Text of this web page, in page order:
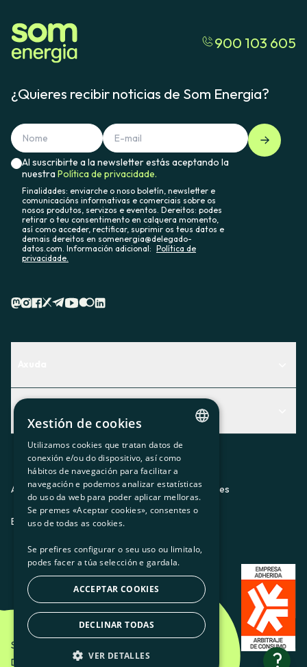
900 103 605
¿Quieres recibir noticias de Som Energia?
Al suscribirte a la newsletter estás aceptando la
nuestraPolítica de privacidade.
Finalidades: enviarche o noso boletín, newsletter e
comunicacións informativas e comerciais sobre os
nosos produtos, servizos e eventos. Dereitos: podes
retirar o teu consentimento en calquera momento,
así como acceder, rectificar, suprimir os teus datos e
demais dereitos en somenergia@delegado-
datos.com. Información adicional: Política de
privacidade.
Descubre qué servicio te encaja mejor
Contacto
Actualidad
O recuncho da socia
Prensa
Trabaja con nosotros
Aviso legalPolítica de privacidadPolítica de cookies
ES CAGLEU
Som Energia SCCL - 2026
Diseño creativo de Etéreo Design.
?
CATALAN
SPANISH
GL
Xestión de cookies
Utilizamos cookies que tratan datos de
conexión e/ou do dispositivo, así como
hábitos de navegación para facilitar a
navegación e podemos analizar estatísticas
do uso da web para poder aplicar melloras.
Se premes «Aceptar cookies», consentes o
uso de todas as cookies.
Se prefires configurar o seu uso ou limitalo,
podes facer a túa selección e gardala.
ACCEPTAR COOKIES
DECLINAR TODAS
VER DETALLES